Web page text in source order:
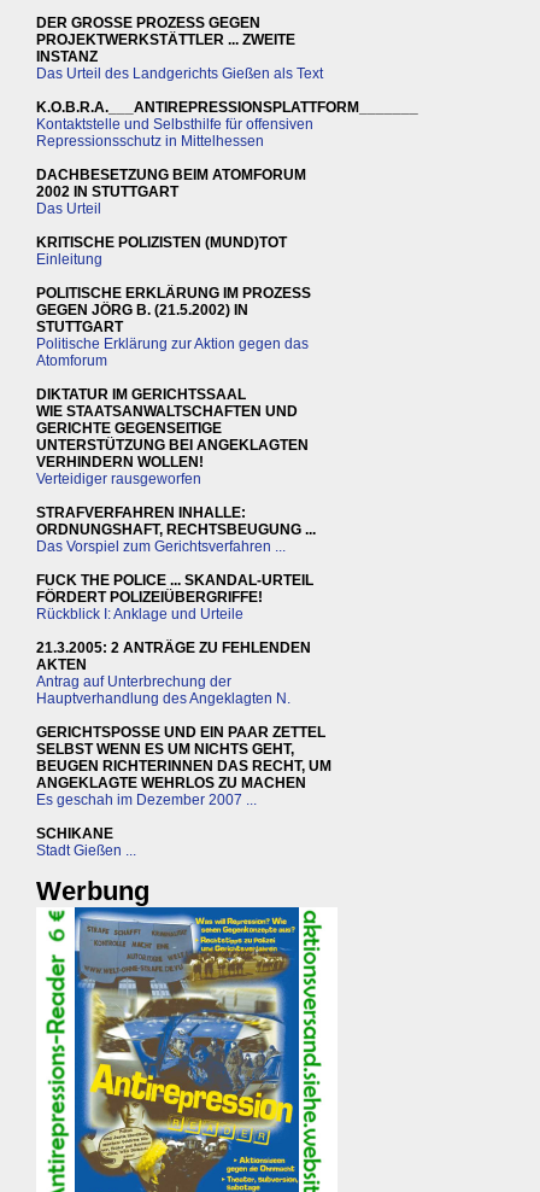
DER GROSSE PROZESS GEGEN
PROJEKTWERKSTÄTTLER ... ZWEITE
INSTANZ
Das Urteil des Landgerichts Gießen als Text
K.O.B.R.A.___ANTIREPRESSIONSPLATTFORM_______
Kontaktstelle und Selbsthilfe für offensiven
Repressionsschutz in Mittelhessen
DACHBESETZUNG BEIM ATOMFORUM
2002 IN STUTTGART
Das Urteil
KRITISCHE POLIZISTEN (MUND)TOT
Einleitung
POLITISCHE ERKLÄRUNG IM PROZESS
GEGEN JÖRG B. (21.5.2002) IN
STUTTGART
Politische Erklärung zur Aktion gegen das
Atomforum
DIKTATUR IM GERICHTSSAAL
WIE STAATSANWALTSCHAFTEN UND
GERICHTE GEGENSEITIGE
UNTERSTÜTZUNG BEI ANGEKLAGTEN
VERHINDERN WOLLEN!
Verteidiger rausgeworfen
STRAFVERFAHREN INHALLE:
ORDNUNGSHAFT, RECHTSBEUGUNG ...
Das Vorspiel zum Gerichtsverfahren ...
FUCK THE POLICE ... SKANDAL-URTEIL
FÖRDERT POLIZEIÜBERGRIFFE!
Rückblick I: Anklage und Urteile
21.3.2005: 2 ANTRÄGE ZU FEHLENDEN
AKTEN
Antrag auf Unterbrechung der
Hauptverhandlung des Angeklagten N.
GERICHTSPOSSE UND EIN PAAR ZETTEL
SELBST WENN ES UM NICHTS GEHT,
BEUGEN RICHTERINNEN DAS RECHT, UM
ANGEKLAGTE WEHRLOS ZU MACHEN
Es geschah im Dezember 2007 ...
SCHIKANE
Stadt Gießen ...
Werbung